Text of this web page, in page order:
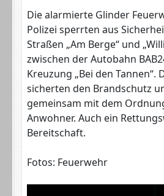
Die alarmierte Glinder
Polizei sperrten aus
Straßen „Am Berge“ und
zwischen der Autobahn
Kreuzung „Bei den Tannen“.
sicherten den Brandschutz
gemeinsam mit dem
Anwohner. Auch ein
Bereitschaft.
Fotos: Feuerwehr